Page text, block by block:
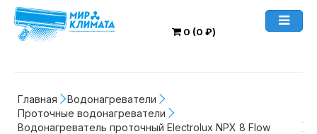
0 (0 ₽)
Главная
Водонагреватели
Проточные водонагреватели
Водонагреватель проточный Electrolux NPX 8 Flow